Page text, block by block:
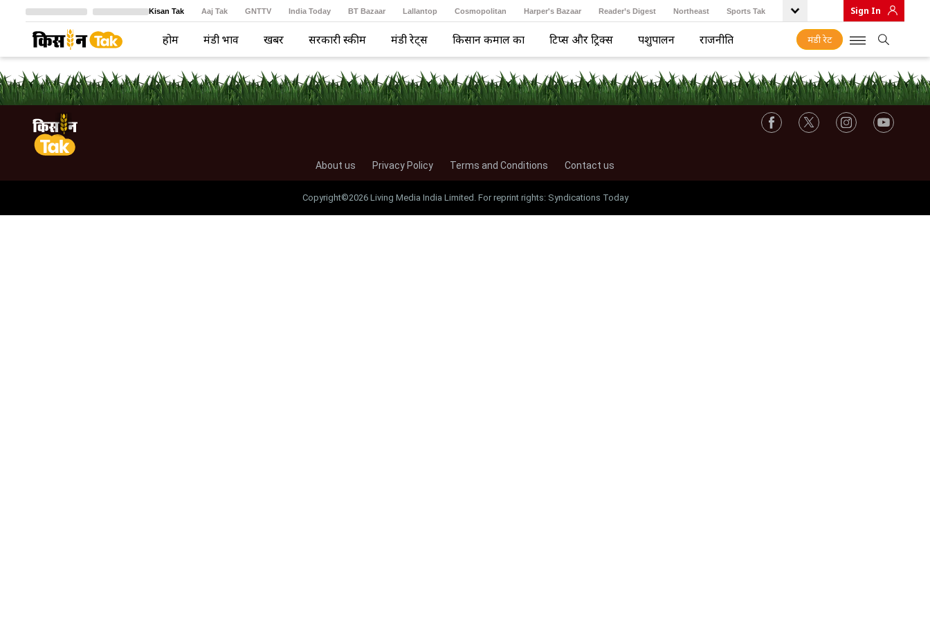
Kisan Tak Aaj Tak GNTTV India Today BT Bazaar Lallantop Cosmopolitan Harper's Bazaar Reader’s Digest Northeast Sports Tak
Crime Tak Astro Tak
Sign In
होम मंडी भाव खबरें सरकारी स्कीम मंडी रेट्स किसान कमाल का टिप्स और ट्रिक्स पशुपालन राजनीति मंडी रेट
About us Privacy Policy Terms and Conditions Contact us
Copyright©2026 Living Media India Limited. For reprint rights: Syndications Today